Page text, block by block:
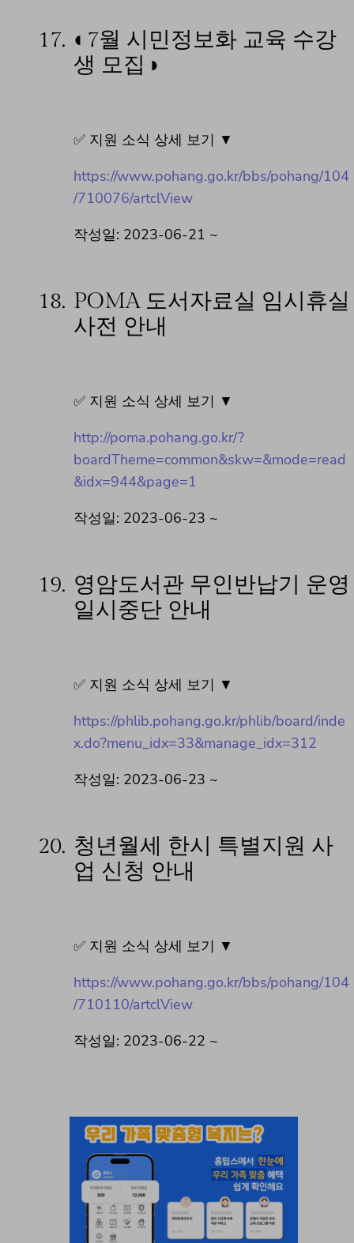
17. ◐7월 시민정보화 교육 수강
생 모집◑
✅ 지원 소식 상세 보기 ▼
https://www.pohang.go.kr/bbs/pohang/104
/710076/artclView
작성일: 2023-06-21 ~
18. POMA 도서자료실 임시휴실
사전 안내
✅ 지원 소식 상세 보기 ▼
http://poma.pohang.go.kr/?
boardTheme=common&skw=&mode=read
&idx=944&page=1
작성일: 2023-06-23 ~
19. 영암도서관 무인반납기 운영
일시중단 안내
✅ 지원 소식 상세 보기 ▼
https://phlib.pohang.go.kr/phlib/board/inde
x.do?menu_idx=33&manage_idx=312
작성일: 2023-06-23 ~
20. 청년월세 한시 특별지원 사
업 신청 안내
✅ 지원 소식 상세 보기 ▼
https://www.pohang.go.kr/bbs/pohang/104
/710110/artclView
작성일: 2023-06-22 ~